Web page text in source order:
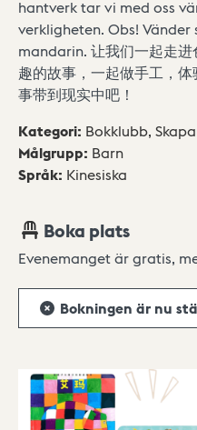
hantverk tar vi med oss
verkligheten. Obs!
mandarin. 让我们一起走
趣的故事，一起做手工，
事带到现实中吧！
Kategori: Bokklubb,
Målgrupp: Barn
Språk: Kinesiska
Boka plats
Evenemanget är gratis,
Bokningen är nu